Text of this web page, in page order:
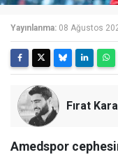
Yayınlanma: 08 Ağustos
Fırat
Amedspor